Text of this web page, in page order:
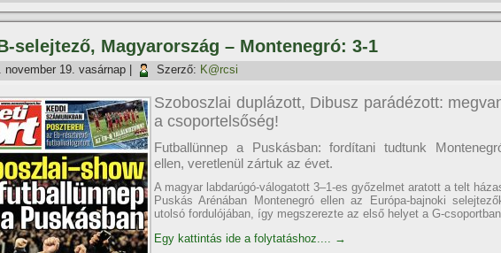
selejtező, Magyarország – Montenegró: 3-1
november 19. vasárnap Szerző: K@rcsi
Szoboszlai duplázott, Dibusz parádézott:
a csoportelsőség!
Futballünnep a Puskásban: fordítani tudtunk
ellen, veretlenül zártuk az évet.
A magyar labdarúgó-válogatott 3–1-es győzelmet aratott a telt
Puskás Arénában Montenegró ellen az Európa-bajnoki
utolsó fordulójában, így megszerezte az első helyet a G-
Egy kattintás ide a folytatáshoz.... →